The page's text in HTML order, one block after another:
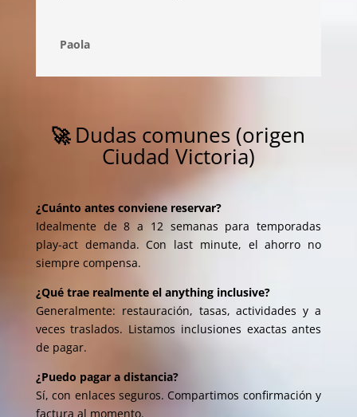
Paola
🚀 Dudas comunes (origen
Ciudad Victoria)
¿Cuánto antes conviene reservar?
Idealmente de 8 a 12 semanas para temporadas
play-act demanda. Con last minute, el ahorro no
siempre compensa.
¿Qué trae realmente el anything inclusive?
Generalmente: restauración, tasas, actividades y a
veces traslados. Listamos inclusiones exactas antes
de pagar.
¿Puedo pagar a distancia?
Sí, con enlaces seguros. Compartimos confirmación y
factura al momento.